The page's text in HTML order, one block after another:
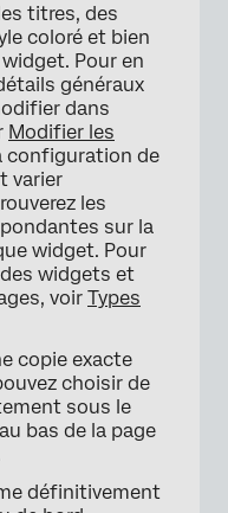
×
titres, des
coloré et bien
Pour en
généraux
dans
Modifier les
configuration de
varier
les
sur la
widget. Pour
widgets et
voir Types
copie exacte
choisir de
sous le
bas de la page
définitivement